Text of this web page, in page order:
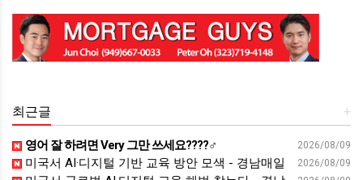
+
최근글
2026/08/09
영어 잘 하려면 Very 그만 쓰세요????‍♂️
2026/08/09
미국서 AI·디지털 기반 교육 방안 모색 - 경남매일